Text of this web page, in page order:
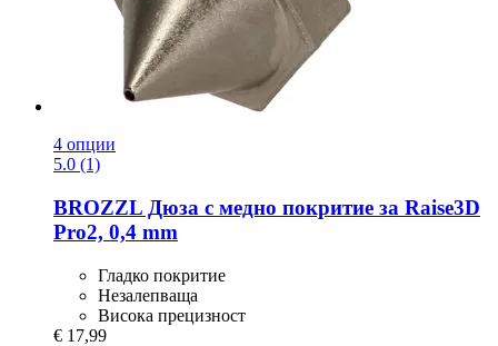
4 опции
5.0 (1)
BROZZL Дюза с медно покритие за Raise3D
Pro2, 0,4 mm
Гладко покритие
Незалепваща
Висока прецизност
€ 17,99